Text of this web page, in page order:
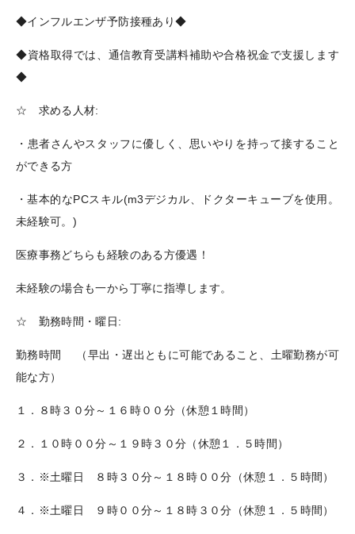
◆インフルエンザ予防接種あり◆
◆資格取得では、通信教育受講料補助や合格祝金で支援します
◆
☆ 求める人材:
・患者さんやスタッフに優しく、思いやりを持って接すること
ができる方
・基本的なPCスキル(m3デジカル、ドクターキューブを使用。
未経験可。)
医療事務どちらも経験のある方優遇！
未経験の場合も一から丁寧に指導します。
☆ 勤務時間・曜日:
勤務時間 （早出・遅出ともに可能であること、土曜勤務が可
能な方）
１．８時３０分～１６時００分（休憩１時間）
２．１０時００分～１９時３０分（休憩１．５時間）
３．※土曜日 ８時３０分～１８時００分（休憩１．５時間）
４．※土曜日 ９時００分～１８時３０分（休憩１．５時間）